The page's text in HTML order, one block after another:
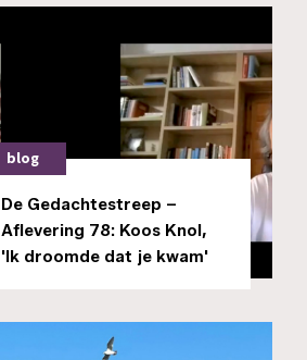
blog
De Gedachtestreep –
Aflevering 78: Koos Knol,
'Ik droomde dat je kwam'